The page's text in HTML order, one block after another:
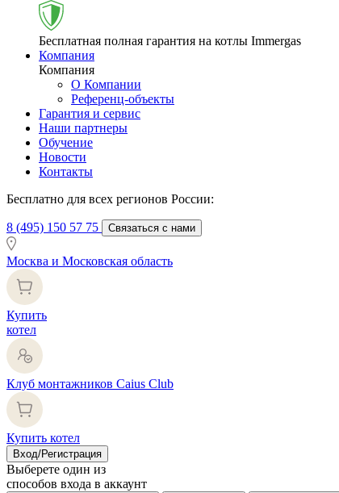
Бесплатная полная гарантия на котлы Immergas
Компания
Компания
О Компании
Референц-объекты
Гарантия и сервис
Наши партнеры
Обучение
Новости
Контакты
Бесплатно для всех регионов России:
8 (495) 150 57 75 Связаться с нами
Москва и Московская область
Купить
котел
Клуб монтажников Caius Club
Купить котел
Вход/Регистрация
Выберете один из
способов входа в аккаунт